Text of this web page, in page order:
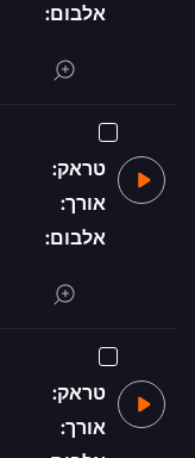
אלבום:
טראק:
אורך:
אלבום:
טראק:
אורך: